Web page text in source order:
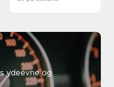
ydeevne og